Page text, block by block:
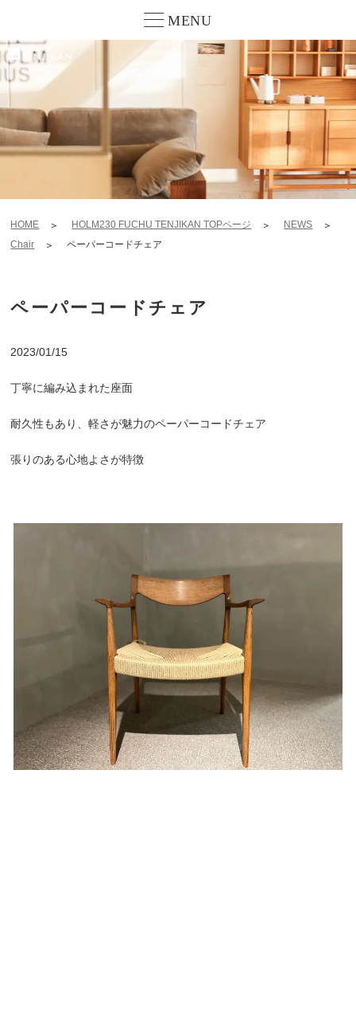
MENU
HOME HOLM230 FUCHU TENJIKAN TOPページ
NEWS
Chair
ペーパーコードチェア
ペーパーコードチェア
2023/01/15
丁寧に編み込まれた座面
耐久性もあり、軽さが魅力のペーパーコードチェア
張りのある心地よさが特徴